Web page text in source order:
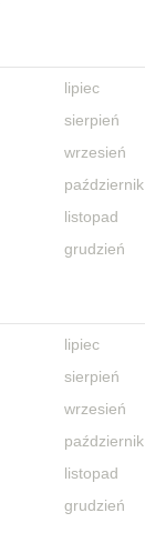
lipiec
sierpień
wrzesień
październik
listopad
grudzień
lipiec
sierpień
wrzesień
październik
listopad
grudzień